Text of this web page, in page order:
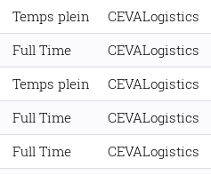
Temps plein
CEVALogistics
Full Time
CEVALogistics
Temps plein
CEVALogistics
Full Time
CEVALogistics
Full Time
CEVALogistics